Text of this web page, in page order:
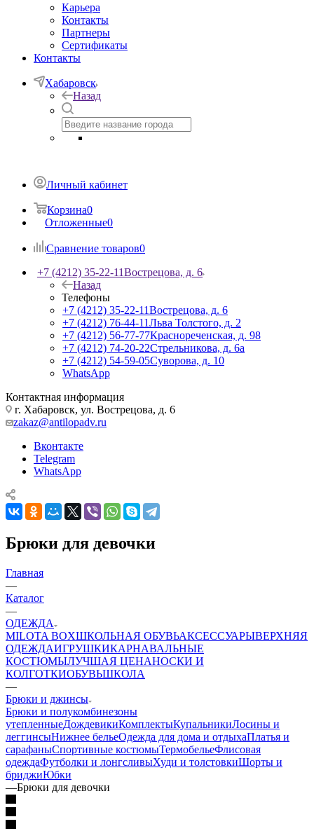
Карьера
Контакты
Партнеры
Сертификаты
Контакты
Хабаровск
Назад
Личный кабинет
Корзина0
Отложенные0
Сравнение товаров0
+7 (4212) 35-22-11Вострецова, д. 6
Назад
Телефоны
+7 (4212) 35-22-11Вострецова, д. 6
+7 (4212) 76-44-11Льва Толстого, д. 2
+7 (4212) 56-77-77Краснореченская, д. 98
+7 (4212) 74-20-22Стрельникова, д. 6а
+7 (4212) 54-59-05Суворова, д. 10
WhatsApp
Контактная информация
г. Хабаровск, ул. Вострецова, д. 6
zakaz@antilopadv.ru
Вконтакте
Telegram
WhatsApp
Брюки для девочки
Главная
—
Каталог
—
ОДЕЖДА
MILOTA BOXШКОЛЬНАЯ ОБУВЬАКСЕССУАРЫВЕРХНЯЯ
ОДЕЖДАИГРУШКИКАРНАВАЛЬНЫЕ
КОСТЮМЫЛУЧШАЯ ЦЕНАНОСКИ И
КОЛГОТКИОБУВЬШКОЛА
—
Брюки и джинсы
Брюки и полукомбинезоны
утепленныеДождевикиКомплектыКупальникиЛосины и
леггинсыНижнее бельеОдежда для дома и отдыхаПлатья и
сарафаныСпортивные костюмыТермобельеФлисовая
одеждаФутболки и лонгсливыХуди и толстовкиШорты и
бриджиЮбки
—Брюки для девочки